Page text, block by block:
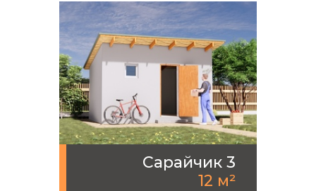
Сарайчик 3
12 м²